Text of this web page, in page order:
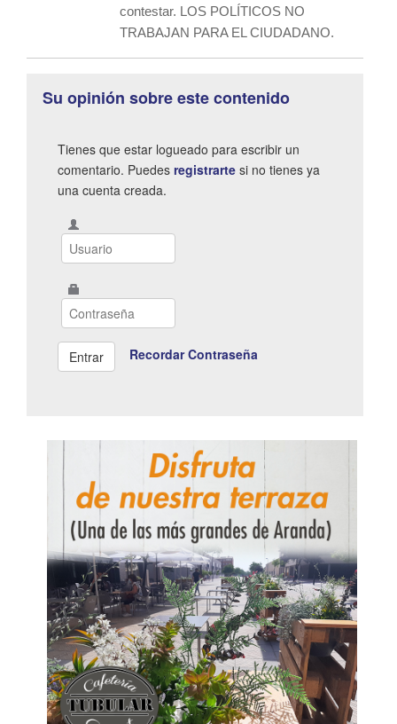
contestar. LOS POLÍTICOS NO
TRABAJAN PARA EL CIUDADANO.
Su opinión sobre este contenido
Tienes que estar logueado para escribir un
comentario. Puedes registrarte si no tienes ya
una cuenta creada.
Recordar Contraseña